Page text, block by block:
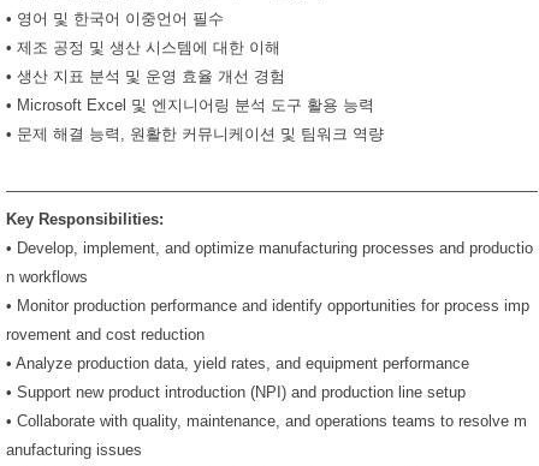
• 영어 및 한국어 이중언어 필수
• 제조 공정 및 생산 시스템에 대한 이해
• 생산 지표 분석 및 운영 효율 개선 경험
• Microsoft Excel 및 엔지니어링 분석 도구 활용 능력
• 문제 해결 능력, 원활한 커뮤니케이션 및 팀워크 역량
——————————————————————————————————
Key Responsibilities:
• Develop, implement, and optimize manufacturing processes and productio
n workflows
• Monitor production performance and identify opportunities for process imp
rovement and cost reduction
• Analyze production data, yield rates, and equipment performance
• Support new product introduction (NPI) and production line setup
• Collaborate with quality, maintenance, and operations teams to resolve m
anufacturing issues